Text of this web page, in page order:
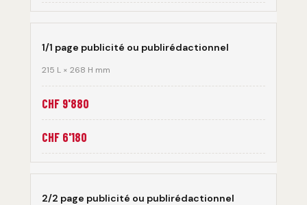
1/1 page publicité ou publirédactionnel
215 L × 268 H mm
CHF 9'880
CHF 6'180
2/2 page publicité ou publirédactionnel